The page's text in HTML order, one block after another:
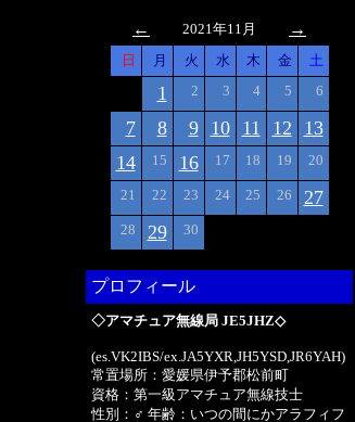
← 2021年11月 →
日 月 火 水 木 金 土
1 2 3 4 5 6
7 8 9 10 11 12
13
14
15 16 17 18 19 20
21 22 23 24 25 26 27
28 29 30
プロフィール
◇アマチュア無線局 JE5JHZ◇
(es.VK2IBS/ex.JA5YXR,JH5YSD,JR6YAH)
常置場所：愛媛県伊予郡松前町
資格：第一級アマチュア無線技士
性別：♂ 年齢：いつの間にかアラフィフ